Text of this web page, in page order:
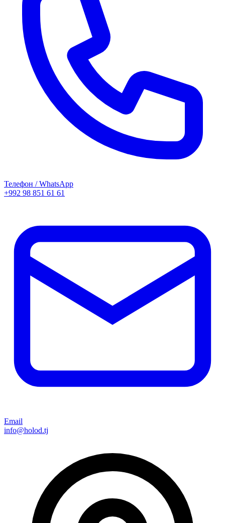
Телефон / WhatsApp
+992 98 851 61 61
Email
info@holod.tj